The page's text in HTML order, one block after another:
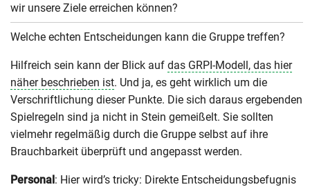
wir unsere Ziele erreichen können?
Welche echten Entscheidungen kann die Gruppe treffen?
Hilfreich sein kann der Blick auf das GRPI-Modell, das hier
näher beschrieben ist. Und ja, es geht wirklich um die
Verschriftlichung dieser Punkte. Die sich daraus ergebenden
Spielregeln sind ja nicht in Stein gemeißelt. Sie sollten
vielmehr regelmäßig durch die Gruppe selbst auf ihre
Brauchbarkeit überprüft und angepasst werden.
Personal: Hier wird’s tricky: Direkte Entscheidungsbefugnis